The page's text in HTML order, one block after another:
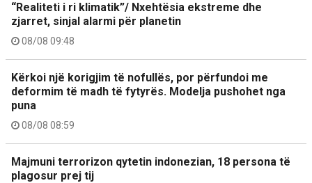
“Realiteti i ri klimatik”/ Nxehtësia ekstreme dhe
zjarret, sinjal alarmi për planetin
08/08 09:48
Kërkoi një korigjim të nofullës, por përfundoi me
deformim të madh të fytyrës. Modelja pushohet nga
puna
08/08 08:59
Majmuni terrorizon qytetin indonezian, 18 persona të
plagosur prej tij